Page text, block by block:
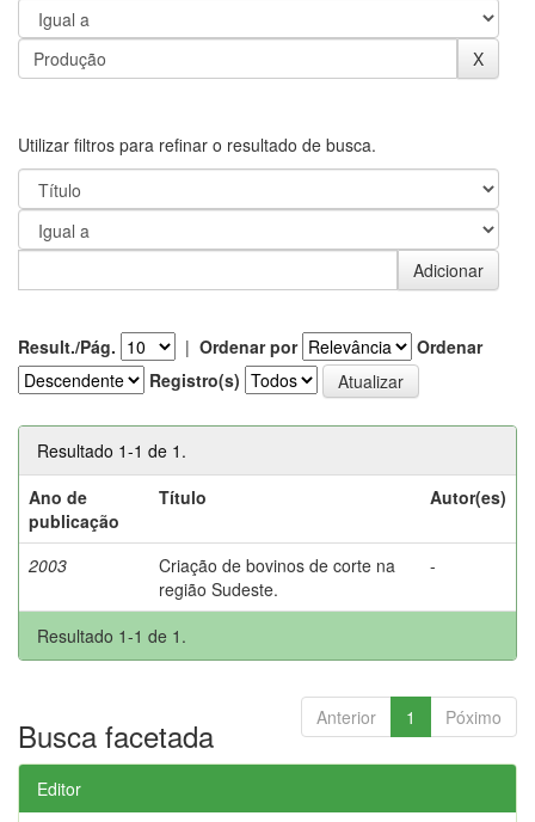
Utilizar filtros para refinar o resultado de busca.
Result./Pág. | Ordenar por
Ordenar
Registro(s)
Resultado 1-1 de 1.
Ano de
publicação
Título Autor(es)
2003
Criação de bovinos de corte na
região Sudeste.
-
Resultado 1-1 de 1.
Anterior 1 Póximo
Busca facetada
Editor